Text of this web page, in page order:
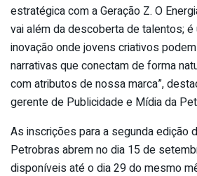
estratégica com a Geração Z. O
vai além da descoberta de talentos;
inovação onde jovens criativos
narrativas que conectam de forma
com atributos de nossa marca”,
gerente de Publicidade e Mídia da
As inscrições para a segunda edição
Petrobras abrem no dia 15 de
disponíveis até o dia 29 do mesmo